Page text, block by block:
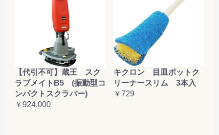
【代引不可】蔵王 スク
ラブメイトB5 (振動型コ
ンパクトスクラバー)
￥924,000
キクロン 目皿ポットク
リーナースリム 3本入
￥729